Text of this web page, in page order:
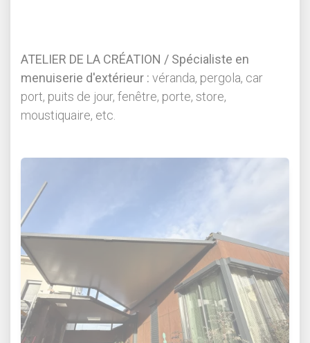
ATELIER DE LA CRÉATION / Spécialiste en
menuiserie d'extérieur : véranda, pergola, car
port, puits de jour, fenêtre, porte, store,
moustiquaire, etc.